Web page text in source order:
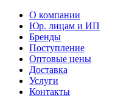
О компании
Юр. лицам и ИП
Бренды
Поступление
Оптовые цены
Доставка
Услуги
Контакты